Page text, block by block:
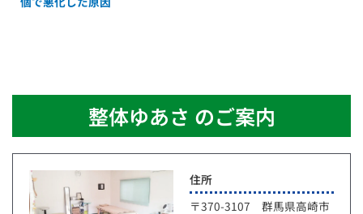
整体ゆあさ のご案内
住所
〒370-3107 群馬県高崎市